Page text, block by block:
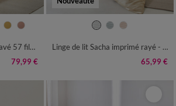
Linge de lit uni - coton lavé 57 fils/cm²
79,99 €
Linge de lit Sacha imprimé rayé - coton 52 fils/cm²
65,99 €